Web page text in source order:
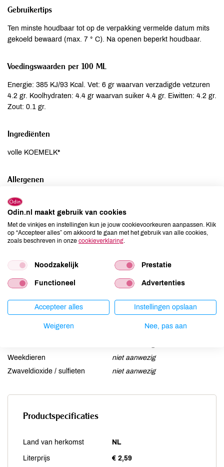
Gebruikertips
Ten minste houdbaar tot op de verpakking vermelde datum mits
gekoeld bewaard (max. 7 ° C). Na openen beperkt houdbaar.
Voedingswaarden per 100 ML
Energie: 385 KJ/93 Kcal. Vet: 6 gr waarvan verzadigde vetzuren
4.2 gr. Koolhydraten: 4.4 gr waarvan suiker 4.4 gr. Eiwitten: 4.2 gr.
Zout: 0.1 gr.
Ingrediënten
volle KOEMELK*
Allergenen
Aardnoten
Ei
niet aanwezig
Gluten
kan bevatten
Lactose
aanwezig
Mosterd
niet aanwezig
Noten
niet aanwezig
Selderij
niet aanwezig
Sesam
niet aanwezig
niet aanwezig
Weekdieren
niet aanwezig
Zwaveldioxide / sulfieten
niet aanwezig
Productspecificaties
Land van herkomst NL
Literprijs € 2,59
Odin.nl maakt gebruik van cookies
Met de vinkjes en instellingen kun je jouw cookievoorkeuren aanpassen. Klik
op “Accepteer alles” om akkoord te gaan met het gebruik van alle cookies,
zoals beschreven in onze cookieverklaring
Noodzakelijk Prestatie
Functioneel Advertenties
Accepteer alles Instellingen opslaan
Weigeren Nee, pas aan